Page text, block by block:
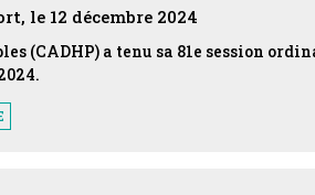
le 12 décembre 2024
(CADHP) a tenu sa 81e session